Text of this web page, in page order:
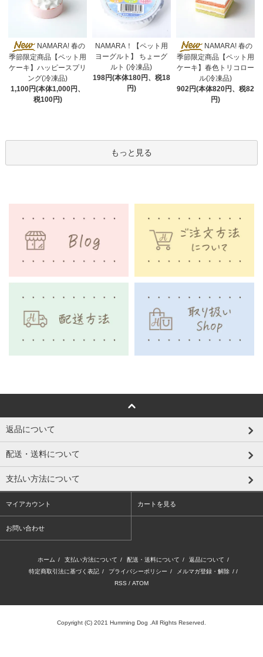
NAMARA! 春の
季節限定商品【ペット用
ケーキ】ハッピースプリ
ング(冷凍品)
1,100円(本体1,000円、
税100円)
NAMARA！【ペット用
ヨーグルト】 ちょーグ
ルト (冷凍品)
198円(本体180円、税18
円)
NAMARA! 春の
季節限定商品【ペット用
ケーキ】春色トリコロー
ル(冷凍品)
902円(本体820円、税82
円)
もっと見る
返品について
配送・送料について
支払い方法について
マイアカウント カートを見る
お問い合わせ
ホーム / 支払い方法について / 配送・送料について / 返品について /
特定商取引法に基づく表記 / プライバシーポリシー / メルマガ登録・解除 / /
RSS / ATOM
Copyright (C) 2021 Humming Dog .All Rights Reserved.